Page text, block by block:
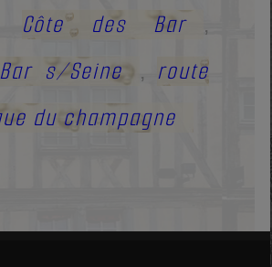
Côte des Bar ,
s/Seine , route
du champagne